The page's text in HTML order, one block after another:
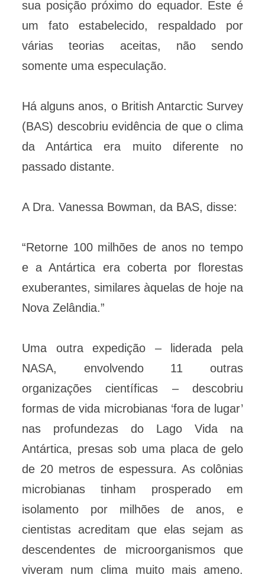
sua posição próximo do equador. Este é
um fato estabelecido, respaldado por
várias teorias aceitas, não sendo
somente uma especulação.
Há alguns anos, o British Antarctic Survey
(BAS) descobriu evidência de que o clima
da Antártica era muito diferente no
passado distante.
A Dra. Vanessa Bowman, da BAS, disse:
“Retorne 100 milhões de anos no tempo
e a Antártica era coberta por florestas
exuberantes, similares àquelas de hoje na
Nova Zelândia.”
Uma outra expedição – liderada pela
NASA, envolvendo 11 outras
organizações científicas – descobriu
formas de vida microbianas ‘fora de lugar’
nas profundezas do Lago Vida na
Antártica, presas sob uma placa de gelo
de 20 metros de espessura. As colônias
microbianas tinham prosperado em
isolamento por milhões de anos, e
cientistas acreditam que elas sejam as
descendentes de microorganismos que
viveram num clima muito mais ameno.